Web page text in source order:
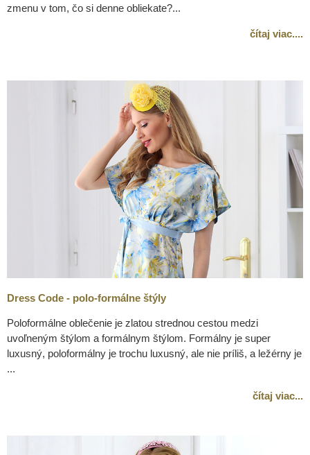
zmenu v tom, čo si denne obliekate?...
čítaj viac....
Dress Code - polo-formálne štýly
Poloformálne oblečenie je zlatou strednou cestou medzi
uvoľneným štýlom a formálnym štýlom. Formálny je super
luxusný, poloformálny je trochu luxusný, ale nie príliš, a ležérny je
...
čítaj viac...